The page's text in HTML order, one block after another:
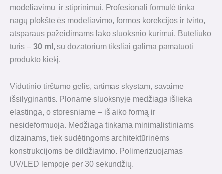
modeliavimui ir stiprinimui. Profesionali formulė tinka
nagų plokštelės modeliavimo, formos korekcijos ir tvirto,
atsparaus pažeidimams lako sluoksnio kūrimui. Buteliuko
tūris – 30 ml , su dozatorium tiksliai galima pamatuoti
produkto kiekį.
Vidutinio tirštumo gelis, artimas skystam, savaime
išsilyginantis. Ploname sluoksnyje medžiaga išlieka
elastinga, o storesniame – išlaiko formą ir
nesideformuoja. Medžiaga tinkama minimalistiniams
dizainams, tiek sudėtingoms architektūrinėms
konstrukcijoms be dildžiavimo. Polimerizuojamas
UV/LED lempoje per 30 sekundžių.